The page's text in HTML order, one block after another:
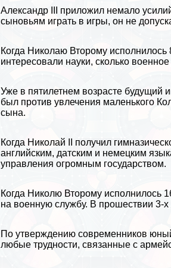
Александр III приложил немало
сыновьям играть в игры, он не
Когда Николаю Второму исполнилось
интересовали науки, сколько военное
Уже в пятилетнем возрасте будущий
был против увлечения маленького
сына.
Когда Николай II получил
английским, датским и немецким
управления огромным государством.
Когда Николю Второму исполнилось
на военную службу. В прошествии 3-
По утверждению современников
любые трудности, связанные с